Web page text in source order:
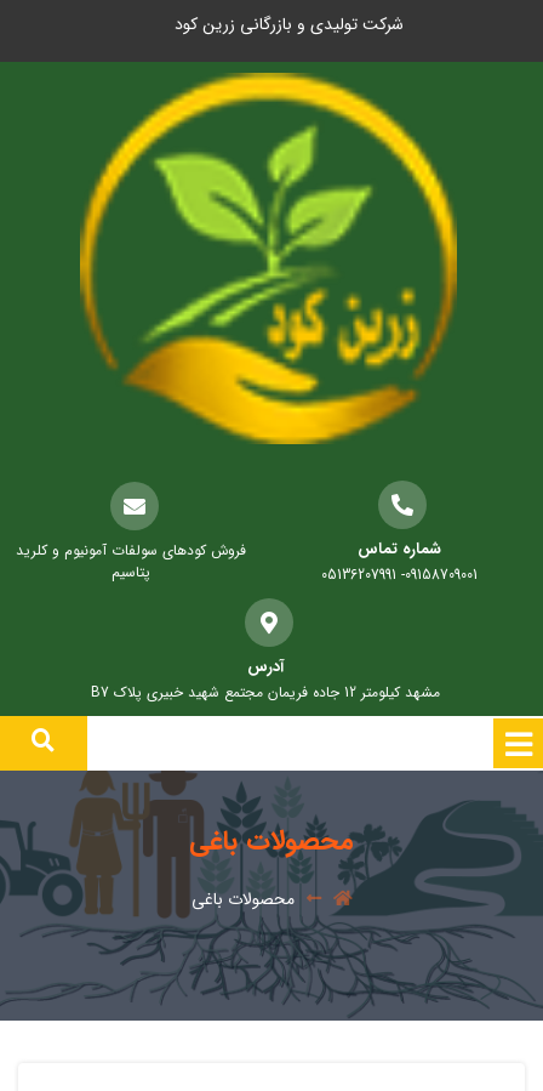
شرکت تولیدی و بازرگانی زرین کود
شماره تماس
09158709001- 05136207991
فروش کودهای سولفات آمونیوم و کلرید
پتاسیم
آدرس
مشهد کیلومتر 12 جاده فریمان مجتمع شهید خبیری پلاک B7
محصولات باغی
محصولات باغی